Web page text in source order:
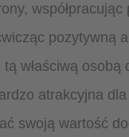
pozytywną
tą właściwą
atrakcyjna
swoją wartość